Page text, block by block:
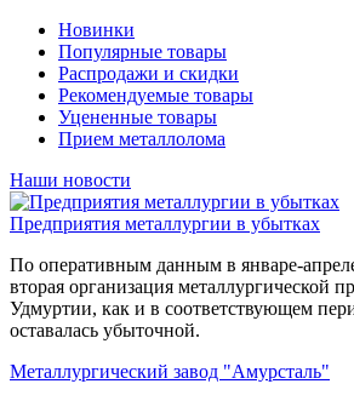
Новинки
Популярные товары
Распродажи и скидки
Рекомендуемые товары
Уцененные товары
Прием металлолома
Наши новости
Предприятия металлургии в убытках
По оперативным данным в январе-
вторая организация металлургической
Удмуртии, как и в соответствующем
оставалась убыточной.
Металлургический завод "Амурсталь"